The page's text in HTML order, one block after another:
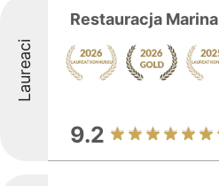
Laureaci
Restauracja Marina
9.2